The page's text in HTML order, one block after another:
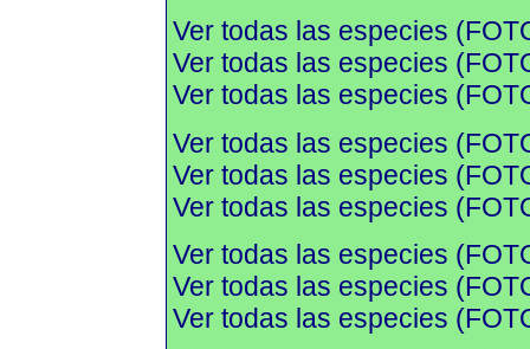
Ver todas las especies
Ver todas las especies
Ver todas las especies
Ver todas las especies
Ver todas las especies
Ver todas las especies
Ver todas las especies
Ver todas las especies
Ver todas las especies